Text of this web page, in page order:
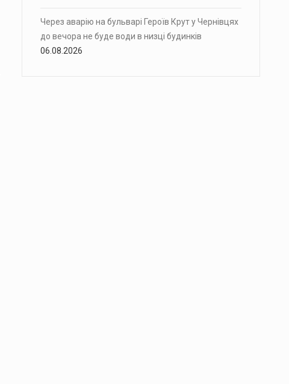
Через аварію на бульварі Героїв Крут у Чернівцях
до вечора не буде води в низці будинків
06.08.2026